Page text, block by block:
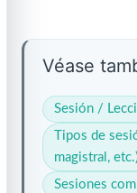
Véase
Sesión /
Tipos de
magistral,
Sesiones